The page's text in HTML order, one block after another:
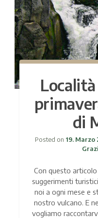
Località
di
Posted on 19. Marzo
Con questo
suggerimenti
noi a ogni mese e
nostro vulcano. E
vogliamo